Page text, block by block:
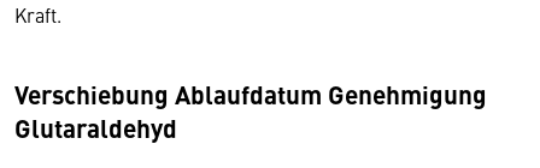
Kraft.
Verschiebung Ablaufdatum Genehmigung
Glutaraldehyd